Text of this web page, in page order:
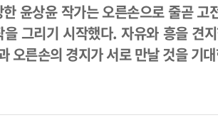
윤상윤 작가는 오른손으로 줄곧
그리기 시작했다. 자유와 흥을 견
오른손의 경지가 서로 만날 것을 기